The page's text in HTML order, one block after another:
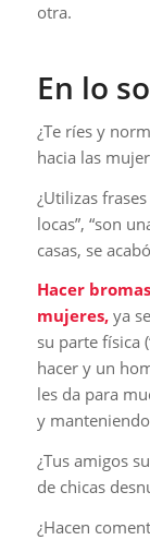
otra.
En lo
¿Te ríes y
hacia las
¿Utilizas
locas”, “son
casas, se
Hacer
mujeres, ya
su parte física
hacer y un
les da para
y
¿Tus amigos
de chicas
¿Hacen